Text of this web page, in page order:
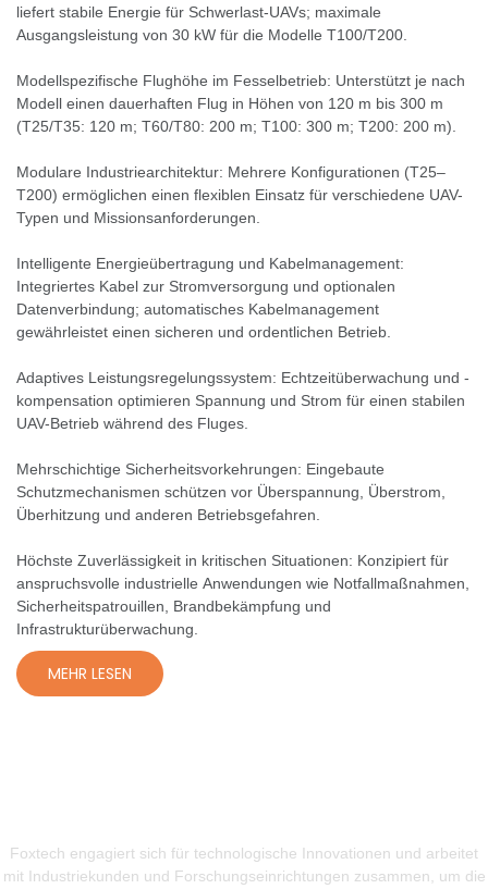
liefert stabile Energie für Schwerlast-UAVs; maximale
Ausgangsleistung von 30 kW für die Modelle T100/T200.
Modellspezifische Flughöhe im Fesselbetrieb: Unterstützt je nach
Modell einen dauerhaften Flug in Höhen von 120 m bis 300 m
(T25/T35: 120 m; T60/T80: 200 m; T100: 300 m; T200: 200 m).
Modulare Industriearchitektur: Mehrere Konfigurationen (T25–
T200) ermöglichen einen flexiblen Einsatz für verschiedene UAV-
Typen und Missionsanforderungen.
Intelligente Energieübertragung und Kabelmanagement:
Integriertes Kabel zur Stromversorgung und optionalen
Datenverbindung; automatisches Kabelmanagement
gewährleistet einen sicheren und ordentlichen Betrieb.
Adaptives Leistungsregelungssystem: Echtzeitüberwachung und -
kompensation optimieren Spannung und Strom für einen stabilen
UAV-Betrieb während des Fluges.
Mehrschichtige Sicherheitsvorkehrungen: Eingebaute
Schutzmechanismen schützen vor Überspannung, Überstrom,
Überhitzung und anderen Betriebsgefahren.
Höchste Zuverlässigkeit in kritischen Situationen: Konzipiert für
anspruchsvolle industrielle Anwendungen wie Notfallmaßnahmen,
Sicherheitspatrouillen, Brandbekämpfung und
Infrastrukturüberwachung.
MEHR LESEN
Foxtech engagiert sich für technologische Innovationen und arbeitet
mit Industriekunden und Forschungseinrichtungen zusammen, um die